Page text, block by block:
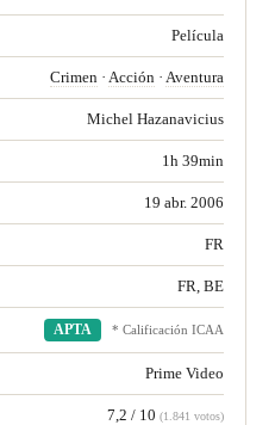
Película
Crimen · Acción · Aventura
Michel Hazanavicius
1h 39min
19 abr. 2006
FR
FR, BE
APTA * Calificación ICAA
Prime Video
7,2 / 10 (1.841 votos)